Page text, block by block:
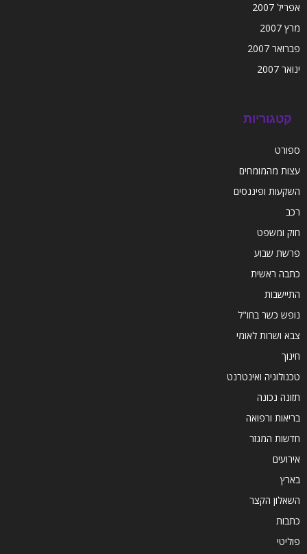
אפריל 2007
מרץ 2007
פברואר 2007
ינואר 2007
קטגוריות
ספורט
עצות מהמומחים
השקעות ופיננסים
רכב
חוק ומשפט
פרשת שבוע
כתבה ראשית
התיישבות
נופש כשר בחו"ל
צבא ושרות לאומי
חינוך
טכנולוגיה ואינטרנט
תזונה נכונה
בריאות ורפואה
חדשות המגזר
אירועים
בארץ
השאלון הקצר
כתבות
פוליטי